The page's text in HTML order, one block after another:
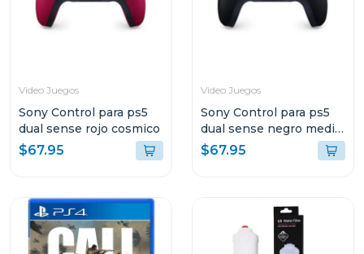
Video Juegos
Sony Control para ps5
dual sense rojo cosmico
$67.95
Video Juegos
Sony Control para ps5
dual sense negro media
noche
$67.95